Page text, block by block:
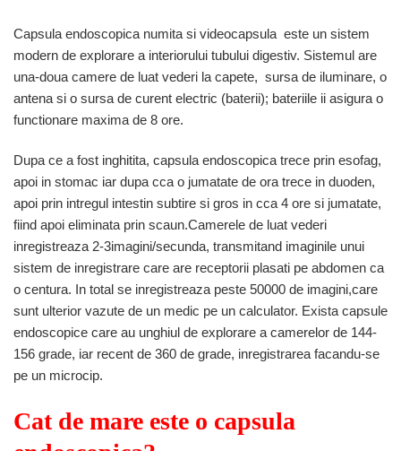
Capsula endoscopica numita si videocapsula este un sistem
modern de explorare a interiorului tubului digestiv. Sistemul are
una-doua camere de luat vederi la capete, sursa de iluminare, o
antena si o sursa de curent electric (baterii); bateriile ii asigura o
functionare maxima de 8 ore.
Dupa ce a fost inghitita, capsula endoscopica trece prin esofag,
apoi in stomac iar dupa cca o jumatate de ora trece in duoden,
apoi prin intregul intestin subtire si gros in cca 4 ore si jumatate,
fiind apoi eliminata prin scaun.Camerele de luat vederi
inregistreaza 2-3imagini/secunda, transmitand imaginile unui
sistem de inregistrare care are receptorii plasati pe abdomen ca
o centura. In total se inregistreaza peste 50000 de imagini,care
sunt ulterior vazute de un medic pe un calculator. Exista capsule
endoscopice care au unghiul de explorare a camerelor de 144-
156 grade, iar recent de 360 de grade, inregistrarea facandu-se
pe un microcip.
Cat de mare este o capsula